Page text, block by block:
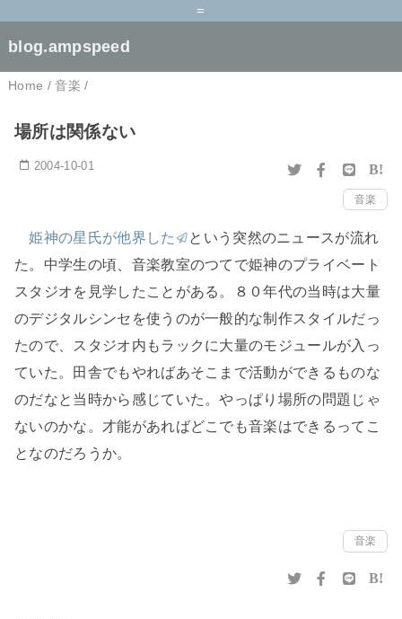
=
blog.ampspeed
Home /音楽 /
場所は関係ない
2004-10-01 B!
音楽
姫神の星氏が他界した
という突然のニュースが流れ
た。中学生の頃、音楽教室のつてで姫神のプライベート
スタジオを見学したことがある。８０年代の当時は大量
のデジタルシンセを使うのが一般的な制作スタイルだっ
たので、スタジオ内もラックに大量のモジュールが入っ
ていた。田舎でもやればあそこまで活動ができるものな
のだなと当時から感じていた。やっぱり場所の問題じゃ
ないのかな。才能があればどこでも音楽はできるってこ
となのだろうか。
音楽
B!